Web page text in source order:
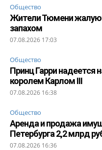
Общество
Жители Тюмени
запахом
07.08.2026 17:03
Общество
Принц Гарри надеется
королем Карлом III
07.08.2026 16:38
Общество
Аренда и продажа
Петербурга 2,2 млрд
07.08.2026 16:36